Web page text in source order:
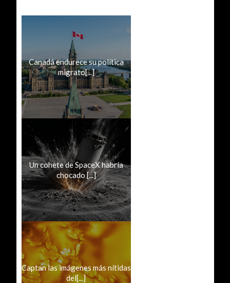
Canadá endurece su política
migrato[...]
Un cohete de SpaceX habría
chocado [...]
Captan las imágenes más nítidas
del[...]